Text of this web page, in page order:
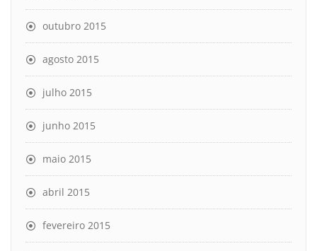
outubro 2015
agosto 2015
julho 2015
junho 2015
maio 2015
abril 2015
fevereiro 2015